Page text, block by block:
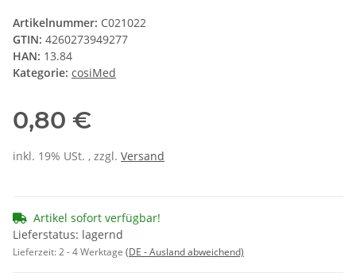
Artikelnummer: C021022
GTIN: 4260273949277
HAN: 13.84
Kategorie: cosiMed
0,80 €
inkl. 19% USt. , zzgl. Versand
Artikel sofort verfügbar!
Lieferstatus: lagernd
Lieferzeit:2 - 4 Werktage (DE - Ausland abweichend)